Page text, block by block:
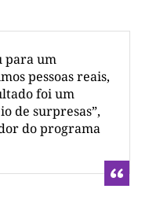
para um
pessoas reais,
foi um
de surpresas”,
do programa